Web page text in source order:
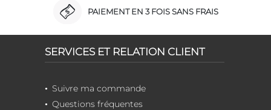
PAIEMENT EN 3 FOIS SANS FRAIS
SERVICES ET RELATION CLIENT
Suivre ma commande
Questions fréquentes